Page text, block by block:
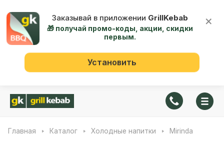
Заказывай в приложении GrillKebab
🎁 получай промо-коды, акции, скидки
первым.
×
Установить
Главная Каталог Холодные напитки Mirinda